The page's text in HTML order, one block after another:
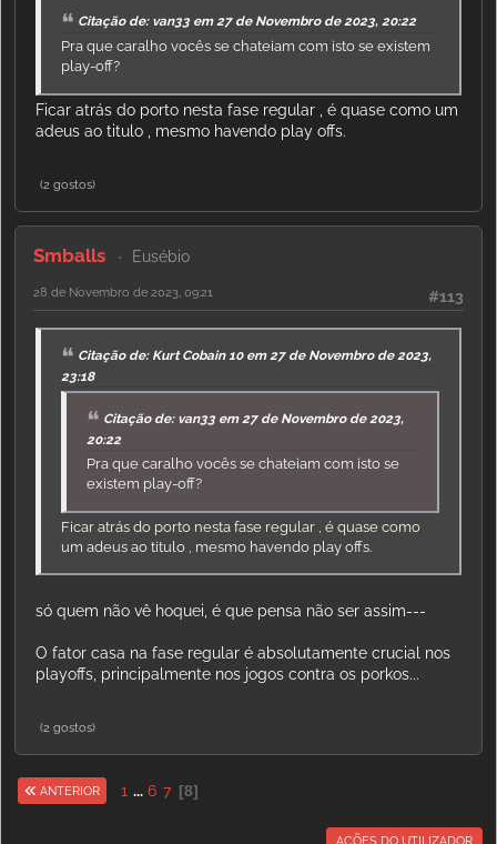
Citação de: van33 em 27 de Novembro de 2023, 20:22
Pra que caralho vocês se chateiam com isto se existem
play-off?
Ficar atrás do porto nesta fase regular , é quase como um
adeus ao titulo , mesmo havendo play offs.
(2 gostos)
Smballs Eusébio
#113
28 de Novembro de 2023, 09:21
Citação de: Kurt Cobain 10 em 27 de Novembro de 2023,
23:18
Citação de: van33 em 27 de Novembro de 2023,
20:22
Pra que caralho vocês se chateiam com isto se
existem play-off?
Ficar atrás do porto nesta fase regular , é quase como
um adeus ao titulo , mesmo havendo play offs.
só quem não vê hoquei, é que pensa não ser assim---
O fator casa na fase regular é absolutamente crucial nos
playoffs, principalmente nos jogos contra os porkos...
(2 gostos)
ANTERIOR 1 ... 6 7 8
AÇÕES DO UTILIZADOR